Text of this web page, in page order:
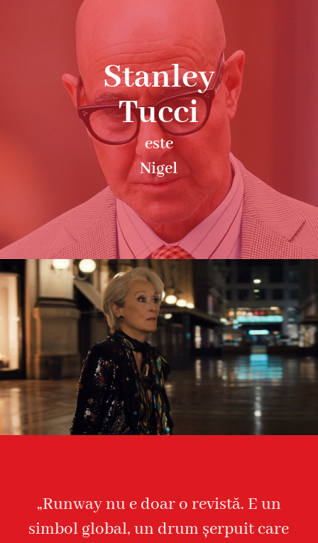
Stanley
Tucci
este
Nigel
„Runway nu e doar o revistă. E un
simbol global, un drum șerpuit care